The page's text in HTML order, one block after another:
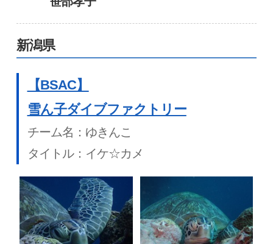
新潟県
【BSAC】
雪ん子ダイブファクトリー
チーム名：ゆきんこ
タイトル：イケ☆カメ